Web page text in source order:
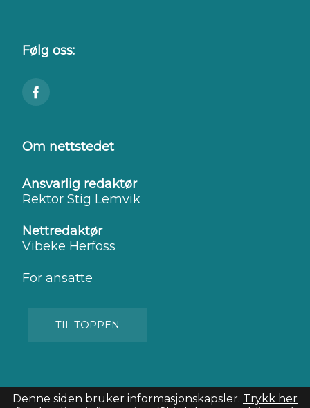
Følg oss:
Besøk
Facebook
Om nettstedet
Ansvarlig redaktør
Rektor Stig Lemvik
Nettredaktør
Vibeke Herfoss
For ansatte
TIL TOPPEN
Denne siden bruker informasjonskapsler. Trykk her